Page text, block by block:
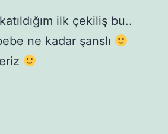
katıldığım ilk çekiliş bu..
ne kadar şanslı